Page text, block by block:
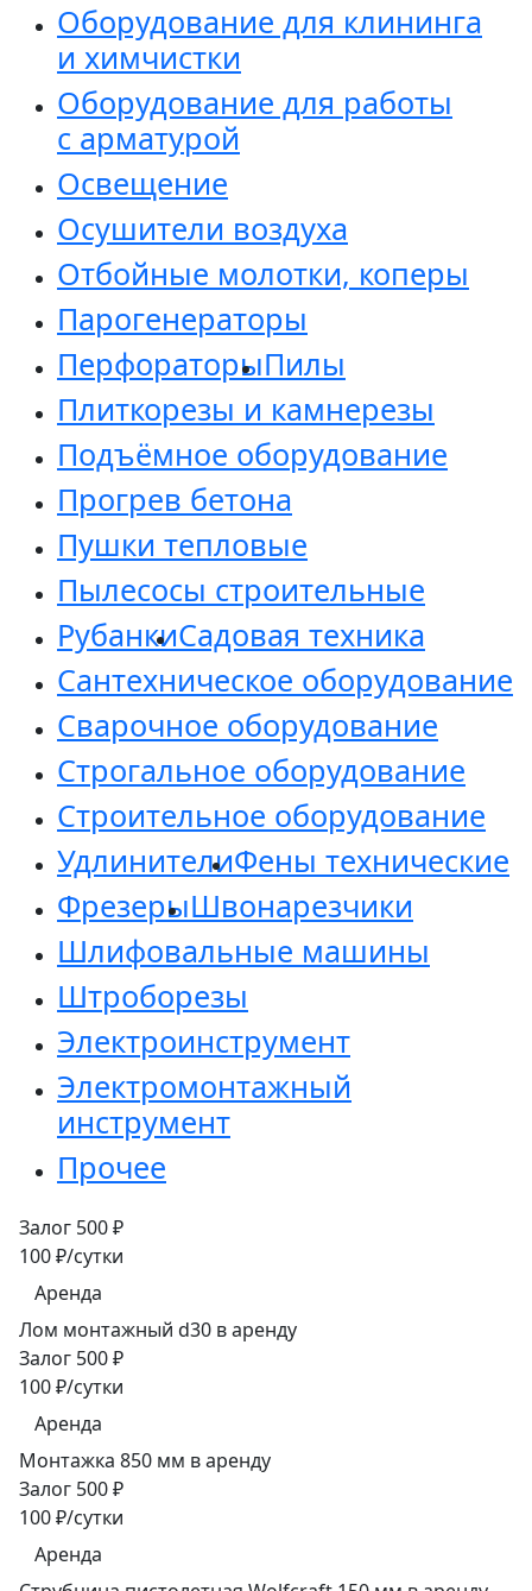
Оборудование для клининга
и химчистки
Оборудование для работы
с арматурой
Освещение
Осушители воздуха
Отбойные молотки, коперы
Парогенераторы
ПерфораторыПилы
Плиткорезы и камнерезы
Подъёмное оборудование
Прогрев бетона
Пушки тепловые
Пылесосы строительные
РубанкиСадовая техника
Сантехническое оборудование
Сварочное оборудование
Строгальное оборудование
Строительное оборудование
УдлинителиФены технические
ФрезерыШвонарезчики
Шлифовальные машины
Штроборезы
Электроинструмент
Электромонтажный
инструмент
Прочее
Залог 500 ₽
100 ₽/сутки
Аренда
Лом монтажный d30 в аренду
Залог 500 ₽
100 ₽/сутки
Аренда
Монтажка 850 мм в аренду
Залог 500 ₽
100 ₽/сутки
Аренда